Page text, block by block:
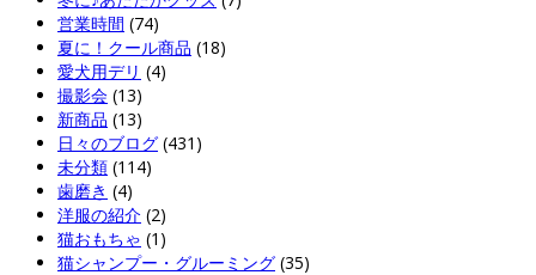
営業時間 (74)
夏に！クール商品 (18)
愛犬用デリ (4)
撮影会 (13)
新商品 (13)
日々のブログ (431)
未分類 (114)
歯磨き (4)
洋服の紹介 (2)
猫おもちゃ (1)
猫シャンプー・グルーミング (35)